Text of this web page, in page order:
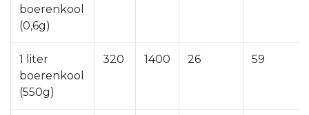
boerenkool
(0,6g)
1 liter
boerenkool
(550g)
320 1400 26 59